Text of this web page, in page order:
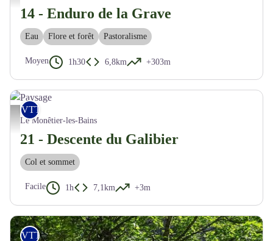
14 - Enduro de la Grave
Eau Flore et forêt Pastoralisme
Moyen 1h30 6,8km +303m
Paysage - Maxime Buffet
VTT
Le Monêtier-les-Bains
21 - Descente du Galibier
Col et sommet
Facile 1h 7,1km +3m
VTT